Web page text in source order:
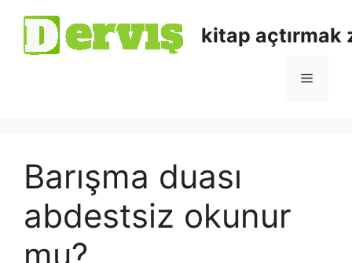
kitap açtırmak
Barışma duası
abdestsiz okunur
mu?